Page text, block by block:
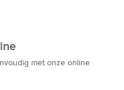
met onze online